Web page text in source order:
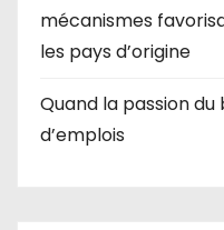
mécanismes
les pays d’origine
Quand la passion
d’emplois